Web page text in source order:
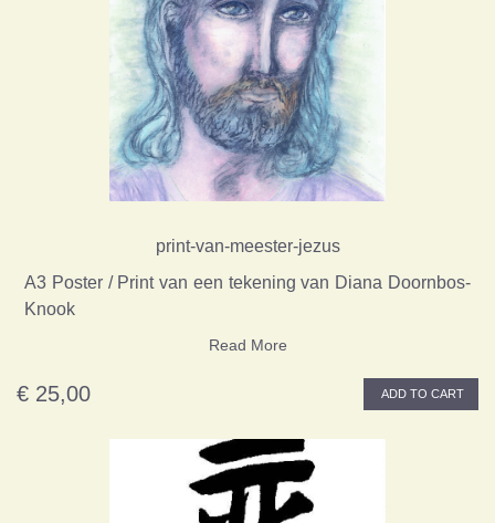
print-van-meester-jezus
A3 Poster / Print van een tekening van Diana Doornbos-
Knook
Read More
€ 25,00 ADD TO CART